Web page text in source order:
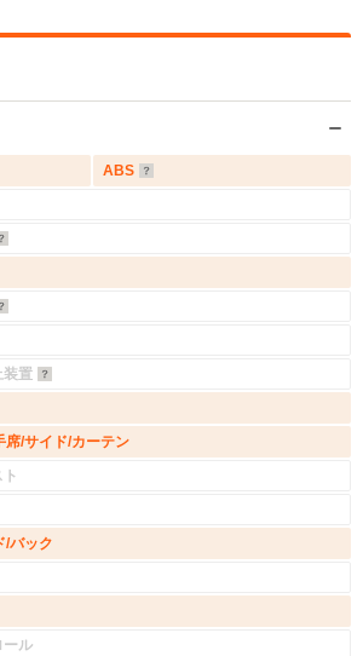
ABS
装置
席/サイド/カーテン
/バック
ール